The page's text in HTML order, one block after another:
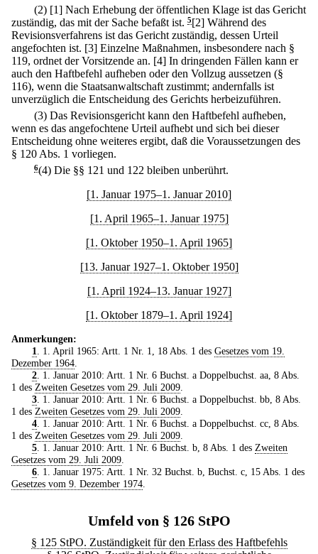
(2) [1] Nach Erhebung der öffentlichen Klage ist das Gericht
zuständig, das mit der Sache befaßt ist. 5[2] Während des
Revisionsverfahrens ist das Gericht zuständig, dessen Urteil
angefochten ist. [3] Einzelne Maßnahmen, insbesondere nach §
119, ordnet der Vorsitzende an. [4] In dringenden Fällen kann er
auch den Haftbefehl aufheben oder den Vollzug aussetzen (§
116), wenn die Staatsanwaltschaft zustimmt; andernfalls ist
unverzüglich die Entscheidung des Gerichts herbeizuführen.
(3) Das Revisionsgericht kann den Haftbefehl aufheben,
wenn es das angefochtene Urteil aufhebt und sich bei dieser
Entscheidung ohne weiteres ergibt, daß die Voraussetzungen des
§ 120 Abs. 1 vorliegen.
6(4) Die §§ 121 und 122 bleiben unberührt.
[1. Januar 1975–1. Januar 2010]
[1. April 1965–1. Januar 1975]
[1. Oktober 1950–1. April 1965]
[13. Januar 1927–1. Oktober 1950]
[1. April 1924–13. Januar 1927]
[1. Oktober 1879–1. April 1924]
Anmerkungen:
1
. 1. April 1965: Artt. 1 Nr. 1, 18 Abs. 1 des Gesetzes vom 19.
Dezember 1964
2. 1. Januar 2010: Artt. 1 Nr. 6 Buchst. a Doppelbuchst. aa, 8 Abs.
1 des Zweiten Gesetzes vom 29. Juli 2009
3. 1. Januar 2010: Artt. 1 Nr. 6 Buchst. a Doppelbuchst. bb, 8 Abs.
1 des Zweiten Gesetzes vom 29. Juli 2009
4. 1. Januar 2010: Artt. 1 Nr. 6 Buchst. a Doppelbuchst. cc, 8 Abs.
1 des Zweiten Gesetzes vom 29. Juli 2009
5. 1. Januar 2010: Artt. 1 Nr. 6 Buchst. b, 8 Abs. 1 des Zweiten
Gesetzes vom 29. Juli 2009
6. 1. Januar 1975: Artt. 1 Nr. 32 Buchst. b, Buchst. c, 15 Abs. 1 des
Gesetzes vom 9. Dezember 1974
Umfeld von § 126 StPO
§ 125 StPO. Zuständigkeit für den Erlass des Haftbefehls